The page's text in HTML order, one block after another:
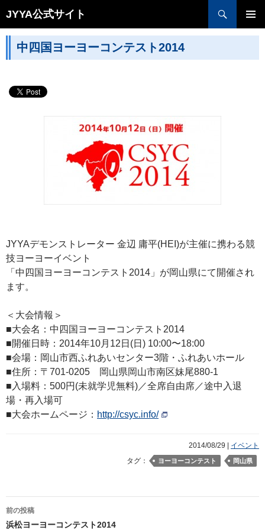
JYYA公式サイト
中四国ヨーヨーコンテスト2014
JYYAデモンストレーター 金辺 庸平(HEI)が主催に携わる競
技ヨーヨーイベント
「中四国ヨーヨーコンテスト2014」が岡山県にて開催され
ます。
＜大会情報＞
■大会名：中四国ヨーヨーコンテスト2014
■開催日時：2014年10月12日(日) 10:00〜18:00
■会場：岡山市西ふれあいセンター3階・ふれあいホール
■住所：〒701-0205 岡山県岡山市南区妹尾880-1
■入場料：500円(未就学児無料)／全席自由席／途中入退
場・再入場可
■大会ホームページ： http://csyc.info/
2014/08/29 | イベント
タグ：
ヨーヨーコンテスト 岡山県
前の投稿
浜松ヨーヨーコンテスト2014